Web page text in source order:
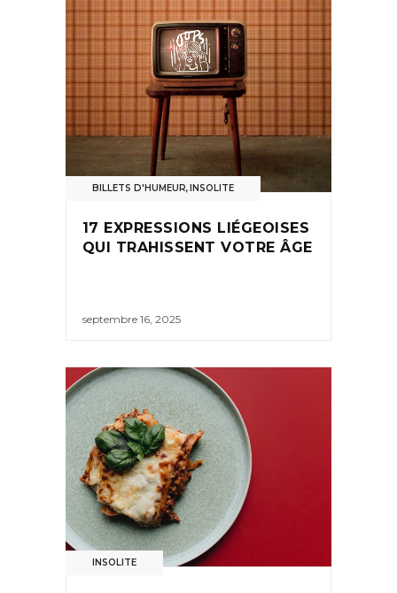
BILLETS D'HUMEUR,INSOLITE
17 EXPRESSIONS LIÉGEOISES
QUI TRAHISSENT VOTRE ÂGE
septembre 16, 2025
INSOLITE